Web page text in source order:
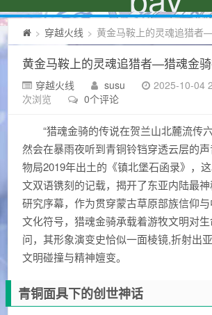
> 穿越火线 > 黄金马鞍上的灵魂追猎者
黄金马鞍上的灵魂追猎者—猎魂金
穿越火线 susu 2025-10-04
次浏览
0个评论
“猎魂金骑的传说在贺兰山北麓流传
然会在暴雨夜听到青铜铃铛穿透云层的
物局2019年出土的《镇北堡石函录》，
文双语镌刻的记载，揭开了东亚内陆最
研究序幕，作为贯穿蒙古草原部族信仰
文化符号，猎魂金骑承载着游牧文明对
问，其形象演变史恰似一面棱镜,折射出
文明碰撞与精神嬗变。
青铜面具下的创世神话